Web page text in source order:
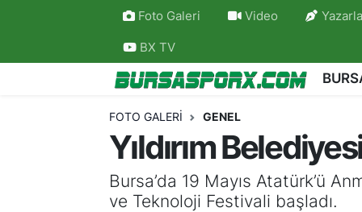
Foto Galeri Video
BX TV
FOTO GALERI GENEL
Yıldırım
Bursa’da 19 Mayıs Atatürk’ü
ve Teknoloji Festivali başladı.
Bursaspor
Basketbol
Bursa Amatör
Bursa Nöbetçi Eczaneler
Bursa Namaz Vakitleri
Bursa Trafik Yoğunluk Haritası